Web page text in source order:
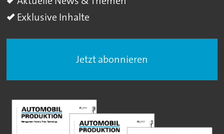
Exklusive Inhalte
Jetzt abonnieren